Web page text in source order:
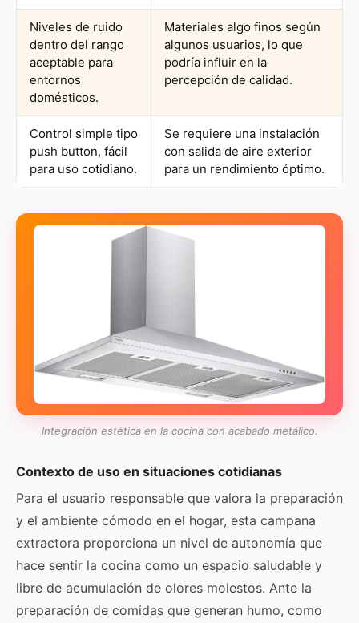
Niveles de ruido
dentro del rango
aceptable para
entornos
domésticos.
Materiales algo finos según
algunos usuarios, lo que
podría influir en la
percepción de calidad.
Control simple tipo
push button, fácil
para uso cotidiano.
Se requiere una instalación
con salida de aire exterior
para un rendimiento óptimo.
Integración estética en la cocina con acabado metálico.
Contexto de uso en situaciones cotidianas
Para el usuario responsable que valora la preparación
y el ambiente cómodo en el hogar, esta campana
extractora proporciona un nivel de autonomía que
hace sentir la cocina como un espacio saludable y
libre de acumulación de olores molestos. Ante la
preparación de comidas que generan humo, como